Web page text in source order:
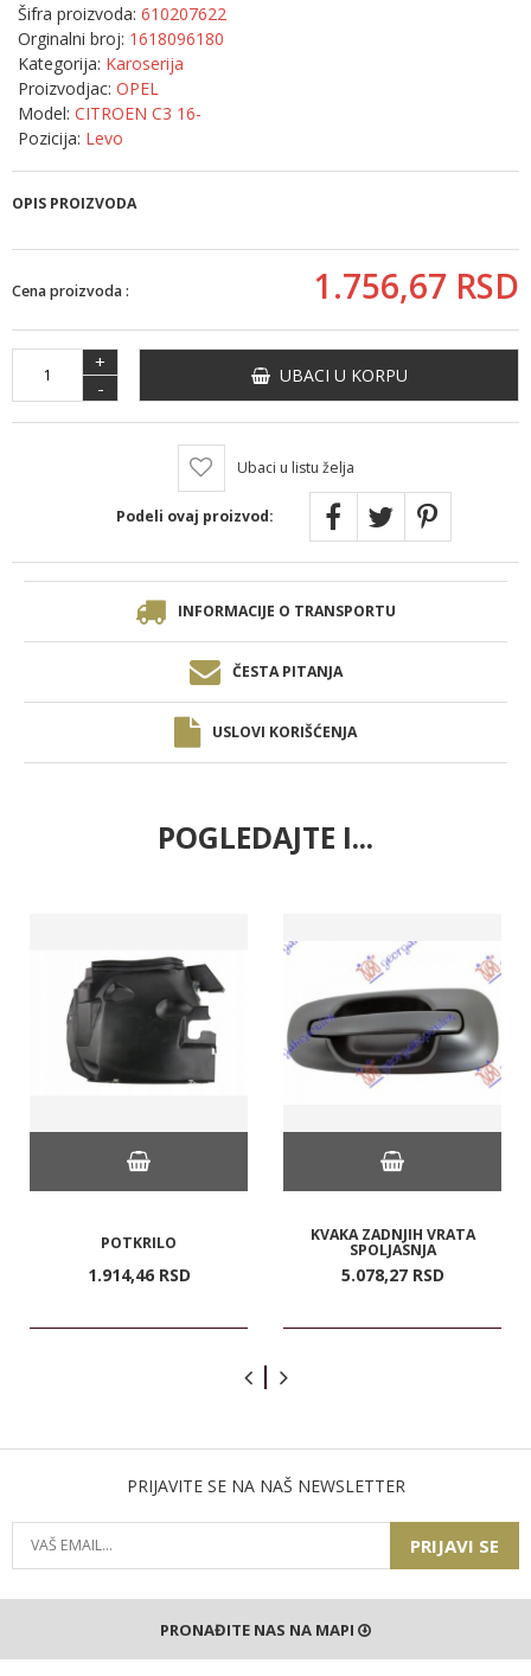
Šifra proizvoda: 610207622
Orginalni broj: 1618096180
Kategorija: Karoserija
Proizvodjac: OPEL
Model: CITROEN C3 16-
Pozicija: Levo
OPIS PROIZVODA
Cena proizvoda : 1.756,67 RSD
+
-
UBACI U KORPU
Ubaci u listu želja
Podeli ovaj proizvod:
INFORMACIJE O TRANSPORTU
ČESTA PITANJA
USLOVI KORIŠĆENJA
POGLEDAJTE I...
POTKRILO
1.914,46 RSD
KVAKA ZADNJIH VRATA
SPOLJASNJA
5.078,27 RSD
PRIJAVITE SE NA NAŠ NEWSLETTER
PRIJAVI SE
PRONAĐITE NAS NA MAPI